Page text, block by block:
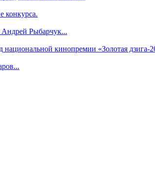
конкурса.
Рыбарчук...
национальной кинопремии «Золотая дзига-